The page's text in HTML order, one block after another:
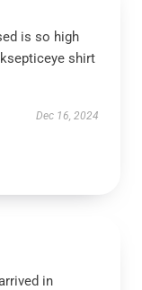
is so high
shirt
Dec 16, 2024
in